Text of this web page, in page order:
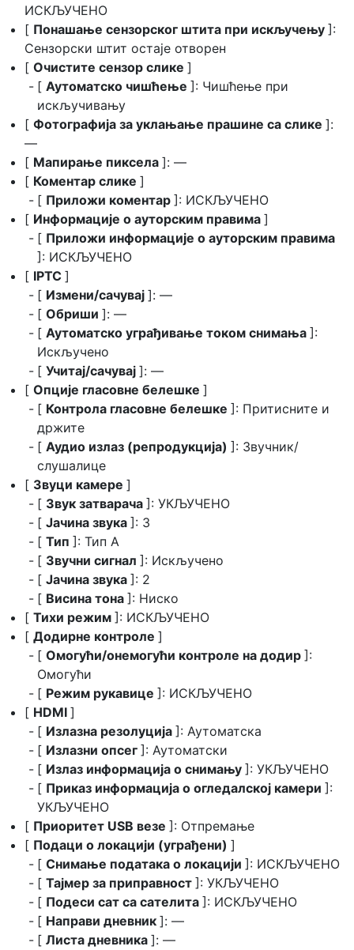
ИСКЉУЧЕНО
[ Понашање сензорског штита при искључењу ]:
Сензорски штит остаје отворен
[ Очистите сензор слике ]
[ Аутоматско чишћење ]: Чишћење при
искључивању
[ Фотографија за уклањање прашине са слике ]:
—
[ Мапирање пиксела ]: —
[ Коментар слике ]
[ Приложи коментар ]: ИСКЉУЧЕНО
[ Информације о ауторским правима ]
[ Приложи информације о ауторским правима
]: ИСКЉУЧЕНО
[ IPTC ]
[ Измени/сачувај ]: —
[ Обриши ]: —
[ Аутоматско уграђивање током снимања ]:
Искључено
[ Учитај/сачувај ]: —
[ Опције гласовне белешке ]
[ Контрола гласовне белешке ]: Притисните и
држите
[ Аудио излаз (репродукција) ]: Звучник/
слушалице
[ Звуци камере ]
[ Звук затварача ]: УКЉУЧЕНО
[ Јачина звука ]: 3
[ Тип ]: Тип А
[ Звучни сигнал ]: Искључено
[ Јачина звука ]: 2
[ Висина тона ]: Ниско
[ Тихи режим ]: ИСКЉУЧЕНО
[ Додирне контроле ]
[ Омогући/онемогући контроле на додир ]:
Омогући
[ Режим рукавице ]: ИСКЉУЧЕНО
[ HDMI ]
[ Излазна резолуција ]: Аутоматска
[ Излазни опсег ]: Аутоматски
[ Излаз информација о снимању ]: УКЉУЧЕНО
[ Приказ информација о огледалској камери ]:
УКЉУЧЕНО
[ Приоритет USB везе ]: Отпремање
[ Подаци о локацији (уграђени) ]
[ Снимање података о локацији ]: ИСКЉУЧЕНО
[ Тајмер за приправност ]: УКЉУЧЕНО
[ Подеси сат са сателита ]: ИСКЉУЧЕНО
[ Направи дневник ]: —
[ Листа дневника ]: —